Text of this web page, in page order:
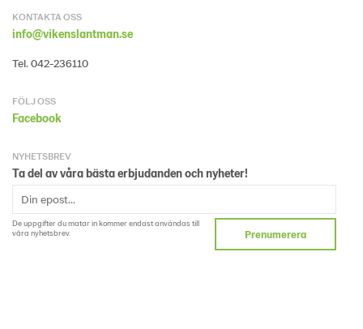
KONTAKTA OSS
info@vikenslantman.se
Tel. 042-236110
FÖLJ OSS
Facebook
NYHETSBREV
Ta del av våra bästa erbjudanden och nyheter!
De uppgifter du matar in kommer endast användas till
våra nyhetsbrev.
Prenumerera